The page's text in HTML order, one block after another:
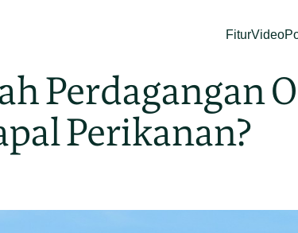
FiturVideo
Perdagangan
Perikanan?